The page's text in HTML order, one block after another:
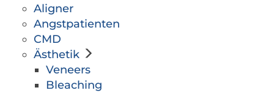
Aligner
Angstpatienten
CMD
Ästhetik
Veneers
Bleaching